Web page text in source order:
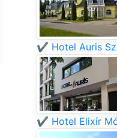
✔️ Hotel Auris
✔️ Hotel Elixír